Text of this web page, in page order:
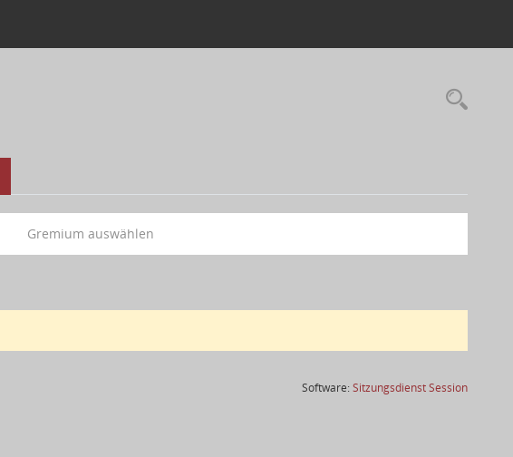
Gremium auswählen
Software:SitzungsdienstSession(Wird in